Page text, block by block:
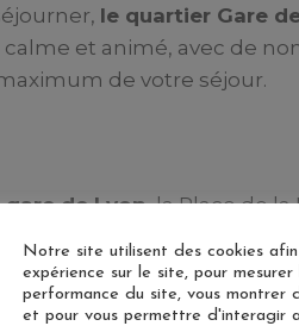
le quartier Gare
calme et animé, avec de
de votre séjour.
de Lyon, la Place de
et de bancs où vous
Notre site utilisent des cookies afin
expérience sur le site, pour
performance du site, vous montrer
et pour vous permettre d'interagir